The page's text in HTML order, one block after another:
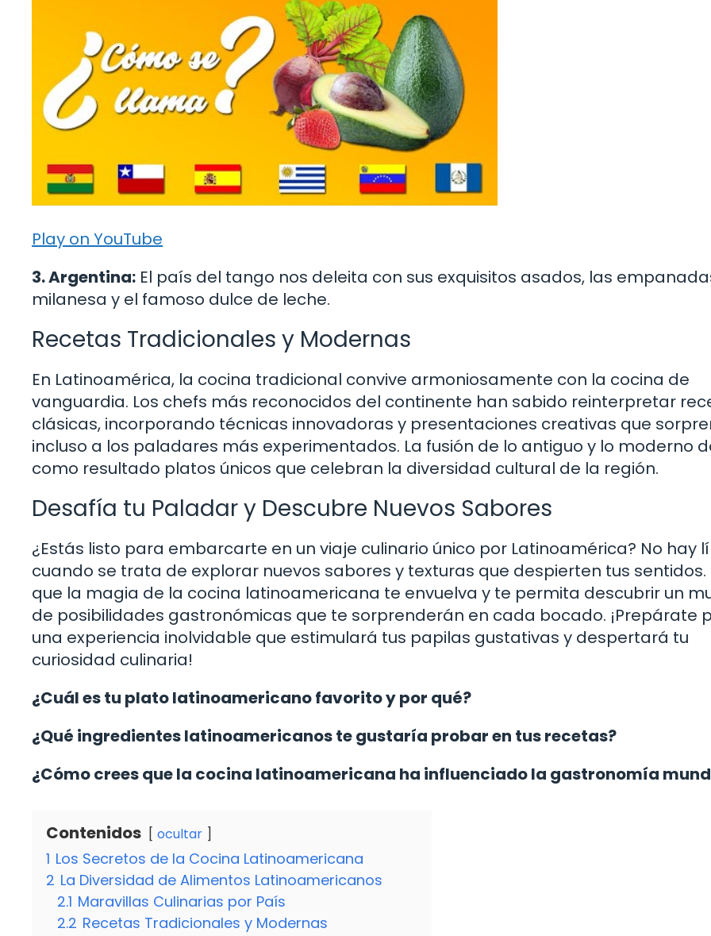
Play on YouTube
3. Argentina: El país del tango nos deleita con sus exquisitos asados, las
milanesa y el famoso dulce de leche.
Recetas Tradicionales y Modernas
En Latinoamérica, la cocina tradicional convive armoniosamente con la cocina de
vanguardia. Los chefs más reconocidos del continente han sabido reinterpretar
clásicas, incorporando técnicas innovadoras y presentaciones creativas que
incluso a los paladares más experimentados. La fusión de lo antiguo y lo moderno
como resultado platos únicos que celebran la diversidad cultural de la región.
Desafía tu Paladar y Descubre Nuevos Sabores
¿Estás listo para embarcarte en un viaje culinario único por Latinoamérica? No hay
cuando se trata de explorar nuevos sabores y texturas que despierten tus sentidos.
que la magia de la cocina latinoamericana te envuelva y te permita descubrir un
de posibilidades gastronómicas que te sorprenderán en cada bocado. ¡Prepárate
una experiencia inolvidable que estimulará tus papilas gustativas y despertará tu
curiosidad culinaria!
¿Cuál es tu plato latinoamericano favorito y por qué?
¿Qué ingredientes latinoamericanos te gustaría probar en tus recetas?
¿Cómo crees que la cocina latinoamericana ha influenciado la gastronomía
Contenidos ocultar
1 Los Secretos de la Cocina Latinoamericana
2 La Diversidad de Alimentos Latinoamericanos
2.1 Maravillas Culinarias por País
2.2 Recetas Tradicionales y Modernas